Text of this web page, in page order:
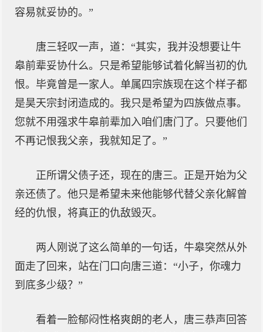
容易就妥协的。”
唐三轻叹一声，道：“其实，我并没想要让牛
皋前辈妥协什么。只是希望能够试着化解当初的仇
恨。毕竟曾是一家人。单属四宗族现在这个样子都
是昊天宗封闭造成的。我只是希望为四族做点事。
您就不用强求牛皋前辈加入咱们唐门了。只要他们
不再记恨我父亲，我就知足了。”
正所谓父债子还，现在的唐三。正是开始为父
亲还债了。他只是希望未来他能够代替父亲化解曾
经的仇恨，将真正的仇敌毁灭。
两人刚说了这么简单的一句话，牛皋突然从外
面走了回来，站在门口向唐三道：“小子，你魂力
到底多少级？”
看着一脸郁闷性格爽朗的老人，唐三恭声回答